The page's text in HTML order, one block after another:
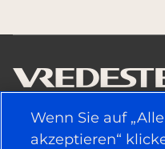
NÜTZLICHE LINKS
Wenn Sie auf
akzeptieren“